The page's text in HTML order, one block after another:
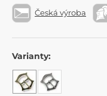
Česká výroba
Varianty: